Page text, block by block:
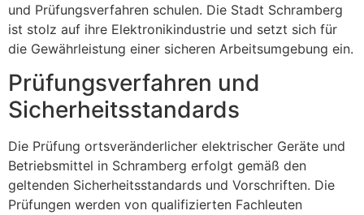
und Prüfungsverfahren schulen. Die Stadt Schramberg
ist stolz auf ihre Elektronikindustrie und setzt sich für
die Gewährleistung einer sicheren Arbeitsumgebung ein.
Prüfungsverfahren und
Sicherheitsstandards
Die Prüfung ortsveränderlicher elektrischer Geräte und
Betriebsmittel in Schramberg erfolgt gemäß den
geltenden Sicherheitsstandards und Vorschriften. Die
Prüfungen werden von qualifizierten Fachleuten